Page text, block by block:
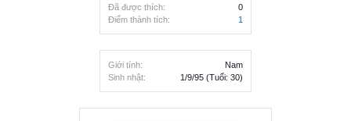
Đã được thích:
0
Điểm thành tích:
1
Giới tính:
Nam
Sinh nhật:
1/9/95 (Tuổi: 30)